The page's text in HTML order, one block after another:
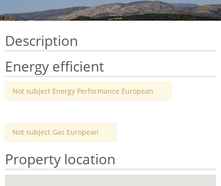
LEGAL NOTICE - PRIVACY POLICY
Description
Energy efficient
Not subject Energy Performance European
Not subject Gas European
Property location